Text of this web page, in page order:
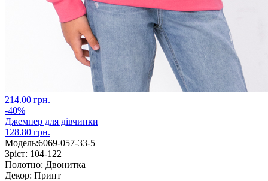
214.00 грн.
-40%
Джемпер для дівчинки
128.80 грн.
Модель:6069-057-33-5
Зріст: 104-122
Полотно: Двонитка
Декор: Принт